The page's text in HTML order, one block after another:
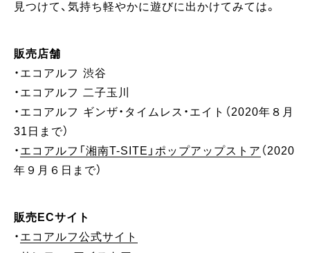
見つけて、気持ち軽やかに遊びに出かけてみては。
販売店舗
・エコアルフ 渋谷
・エコアルフ 二子玉川
・エコアルフ ギンザ・タイムレス・エイト（2020年８月
31日まで）
・ エコアルフ「湘南T-SITE」ポップアップストア （2020
年９月６日まで）
販売ECサイト
・ エコアルフ公式サイト